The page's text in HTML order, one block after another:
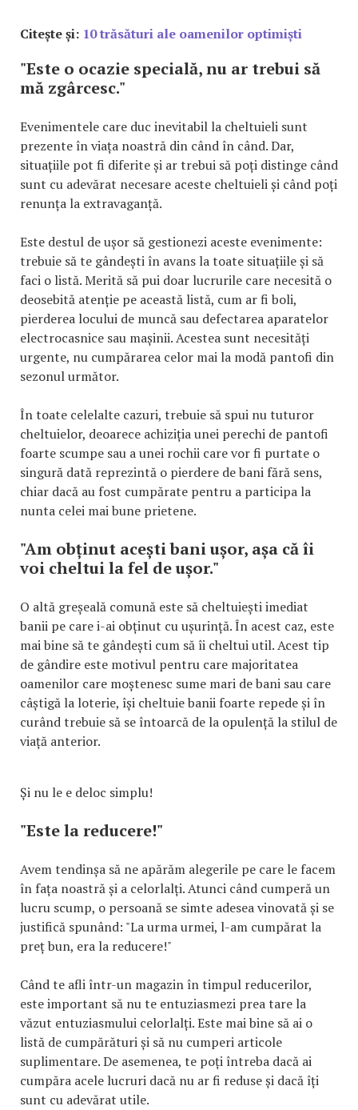
Citește și: 10 trăsături ale oamenilor optimiști
"Este o ocazie specială, nu ar trebui să
mă zgârcesc."
Evenimentele care duc inevitabil la cheltuieli sunt
prezente în viața noastră din când în când. Dar,
situațiile pot fi diferite și ar trebui să poți distinge când
sunt cu adevărat necesare aceste cheltuieli și când poți
renunța la extravaganță.
Este destul de ușor să gestionezi aceste evenimente:
trebuie să te gândești în avans la toate situațiile și să
faci o listă. Merită să pui doar lucrurile care necesită o
deosebită atenție pe această listă, cum ar fi boli,
pierderea locului de muncă sau defectarea aparatelor
electrocasnice sau mașinii. Acestea sunt necesități
urgente, nu cumpărarea celor mai la modă pantofi din
sezonul următor.
În toate celelalte cazuri, trebuie să spui nu tuturor
cheltuielor, deoarece achiziția unei perechi de pantofi
foarte scumpe sau a unei rochii care vor fi purtate o
singură dată reprezintă o pierdere de bani fără sens,
chiar dacă au fost cumpărate pentru a participa la
nunta celei mai bune prietene.
"Am obținut acești bani ușor, așa că îi
voi cheltui la fel de ușor."
O altă greșeală comună este să cheltuiești imediat
banii pe care i-ai obținut cu ușurință. În acest caz, este
mai bine să te gândești cum să îi cheltui util. Acest tip
de gândire este motivul pentru care majoritatea
oamenilor care moștenesc sume mari de bani sau care
câștigă la loterie, își cheltuie banii foarte repede și în
curând trebuie să se întoarcă de la opulență la stilul de
viață anterior.
Și nu le e deloc simplu!
"Este la reducere!"
Avem tendinșa să ne apărăm alegerile pe care le facem
în fața noastră și a celorlalți. Atunci când cumperă un
lucru scump, o persoană se simte adesea vinovată și se
justifică spunând: "La urma urmei, l-am cumpărat la
preț bun, era la reducere!"
Când te afli într-un magazin în timpul reducerilor,
este important să nu te entuziasmezi prea tare la
văzut entuziasmului celorlalți. Este mai bine să ai o
listă de cumpărături și să nu cumperi articole
suplimentare. De asemenea, te poți întreba dacă ai
cumpăra acele lucruri dacă nu ar fi reduse și dacă îți
sunt cu adevărat utile.